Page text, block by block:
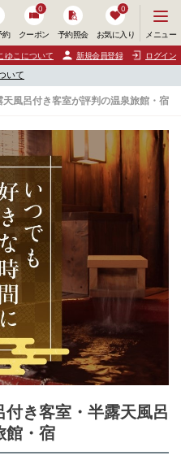
約 クーポン
0
予約照会 お気に入り
0
ニ
ュ
ー
開
く
メニュー
ゆこについて 新規会員登録 ログイン
いて
風呂付き客室が評判の温泉旅館・宿
付き客室・半露天風呂
館・宿